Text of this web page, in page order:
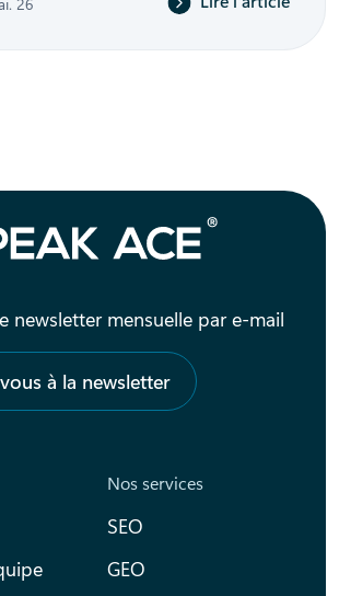
newsletter mensuelle par e-mail
à la newsletter
Nos services
SEO
GEO